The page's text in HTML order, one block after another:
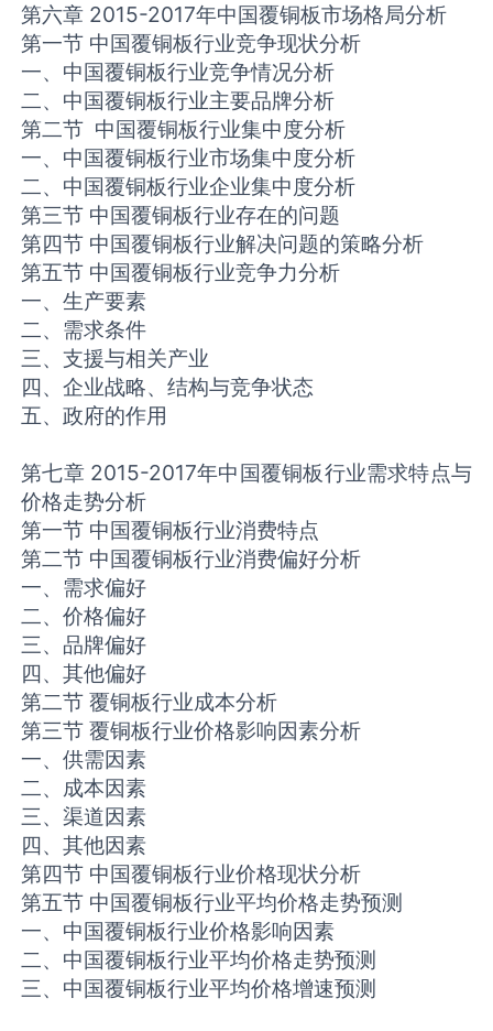
第六章 2015-2017年中国覆铜板市场格局分析
第一节 中国覆铜板行业竞争现状分析
一、中国覆铜板行业竞争情况分析
二、中国覆铜板行业主要品牌分析
第二节 中国覆铜板行业集中度分析
一、中国覆铜板行业市场集中度分析
二、中国覆铜板行业企业集中度分析
第三节 中国覆铜板行业存在的问题
第四节 中国覆铜板行业解决问题的策略分析
第五节 中国覆铜板行业竞争力分析
一、生产要素
二、需求条件
三、支援与相关产业
四、企业战略、结构与竞争状态
五、政府的作用
第七章 2015-2017年中国覆铜板行业需求特点与
价格走势分析
第一节 中国覆铜板行业消费特点
第二节 中国覆铜板行业消费偏好分析
一、需求偏好
二、价格偏好
三、品牌偏好
四、其他偏好
第二节 覆铜板行业成本分析
第三节 覆铜板行业价格影响因素分析
一、供需因素
二、成本因素
三、渠道因素
四、其他因素
第四节 中国覆铜板行业价格现状分析
第五节 中国覆铜板行业平均价格走势预测
一、中国覆铜板行业价格影响因素
二、中国覆铜板行业平均价格走势预测
三、中国覆铜板行业平均价格增速预测